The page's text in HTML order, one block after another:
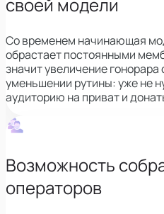
Со временем начинающая
обрастает постоянными
значит увеличение
уменьшении рутины: уже не
аудиторию на приват и
Возможность
операторов